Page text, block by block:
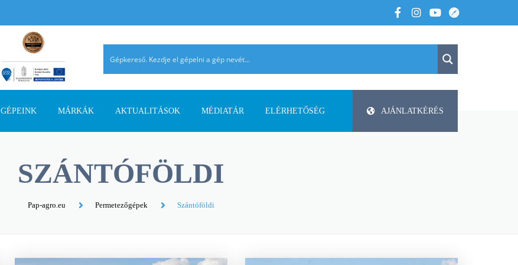
AJÁNLATKÉRÉS
GÉPEINK
TRAKTOROK
SZÁLASTAKARMÁNY
MÁRKÁK
AVANT
ERMO EUROSPAND
FORRÁSGÉPEK HATZENBICHLER HELTI
AKTUALITÁSOK
SZAKMAI CIKKEK
TERMÉK ÚJDONSÁGOK
MÉDIATÁR
AHOL JELEN VOLTUNK
ELÉRHETŐSÉG
SZÁNTÓFÖLDI
Pap-agro.eu Permetezőgépek Szántóföldi